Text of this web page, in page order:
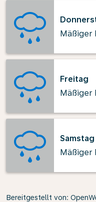
Mäßiger
Freitag
Mäßiger
Samstag
Mäßiger
Bereitgestellt von: